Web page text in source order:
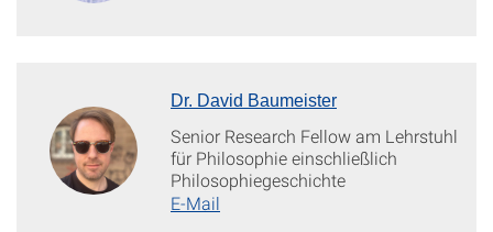
Dr. David Baumeister
Senior Research Fellow am Lehrstuhl
für Philosophie einschließlich
Philosophiegeschichte
E-Mail